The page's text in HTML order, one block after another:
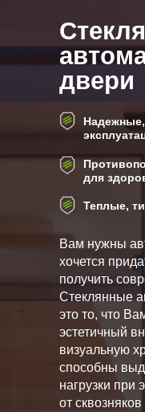
двери
Вам нужны
хочется
получить
Стеклянные
это то, что
эстетичный
визуальную
способны
нагрузки при
от
для
Теплые,